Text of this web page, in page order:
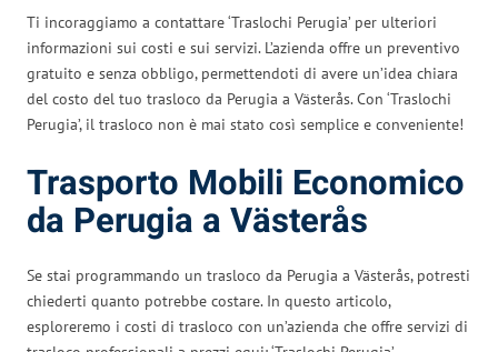
Ti incoraggiamo a contattare ‘Traslochi Perugia’ per ulteriori
informazioni sui costi e sui servizi. L’azienda offre un preventivo
gratuito e senza obbligo, permettendoti di avere un’idea chiara
del costo del tuo trasloco da Perugia a Västerås. Con ‘Traslochi
Perugia’, il trasloco non è mai stato così semplice e conveniente!
Trasporto Mobili Economico
da Perugia a Västerås
Se stai programmando un trasloco da Perugia a Västerås, potresti
chiederti quanto potrebbe costare. In questo articolo,
esploreremo i costi di trasloco con un’azienda che offre servizi di